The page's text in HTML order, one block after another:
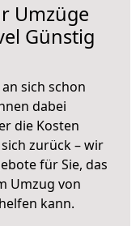
Umzüge
Günstig
sich schon
dabei
die Kosten
zurück – wir
für Sie, das
Umzug von
kann.